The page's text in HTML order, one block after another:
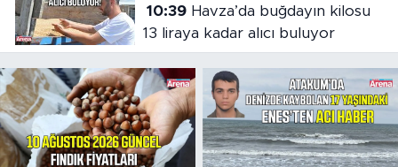
10:39Havza’da buğdayın kilosu
13 liraya kadar alıcı buluyor